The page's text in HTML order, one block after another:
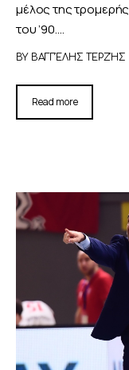
μέλος της
του ’90.…
BY ΒΑΓΓΈΛΗΣ ΤΕΡΖΉΣ
Read more